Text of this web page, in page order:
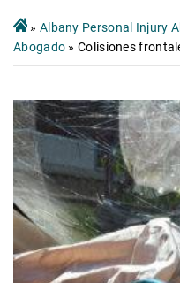
» Albany Personal Injury
Abogado »Colisiones